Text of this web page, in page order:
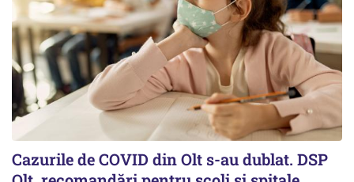
Cazurile de COVID din Olt s-au dublat. DSP